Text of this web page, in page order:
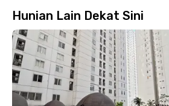
Kelapa Town Square menjadi mall
menit dari Uma Kost Teraputi Duren
Summarecon Mall Bekasi bisa dicapai
berkendara.
Buat kamu yang memilih menggunakan
menumpang kereta Commuter Line dari
sekitar 6 menit dari kost Duren Sawit ini.
Hunian Lain Dekat Sini